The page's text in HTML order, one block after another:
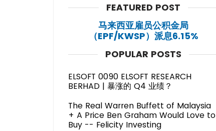
FEATURED POST
马来西亚雇员公积金局
（EPF/KWSP）派息6.15%
POPULAR POSTS
ELSOFT 0090 ELSOFT RESEARCH
BERHAD | 暴涨的 Q4 业绩？
The Real Warren Buffett of Malaysia
+ A Price Ben Graham Would Love to
Buy -- Felicity Investing